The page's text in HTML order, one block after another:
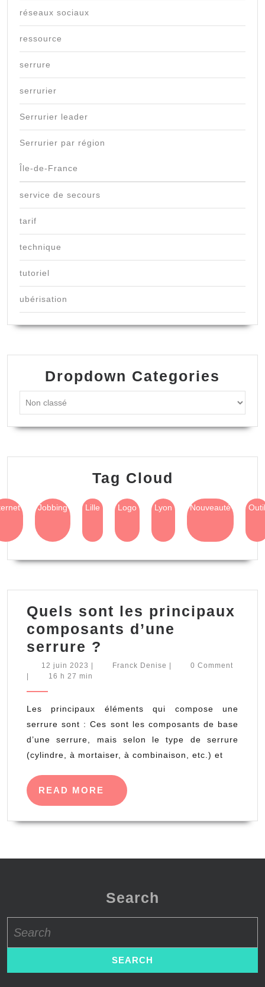
réseaux sociaux
ressource
serrure
serrurier
Serrurier leader
Serrurier par région
Île-de-France
service de secours
tarif
technique
tutoriel
ubérisation
Dropdown Categories
Tag Cloud
Jobbing Lille Logo Lyon Nouveauté Outil
Quels sont les principaux
composants d’une
serrure ?
sont
composants
d’une
serrure ?
12 juin 2023 12
juin
Franck Denise Franck0 Comment
16 h 27 min
Les principaux éléments qui compose une
serrure sont : Ces sont les composants de base
d’une serrure, mais selon le type de serrure
(cylindre, à mortaiser, à combinaison, etc.) et
READ MORE
READ
MORE
Search
for: